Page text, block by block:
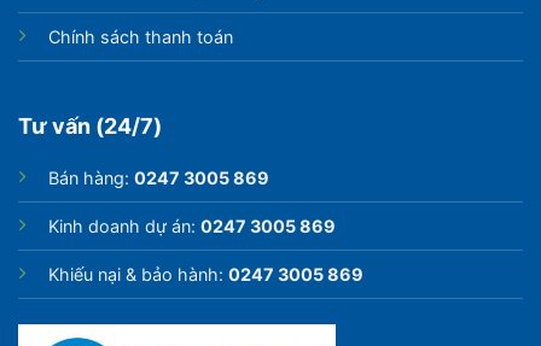
Chính sách thanh toán
Tư vấn (24/7)
Bán hàng: 0247 3005 869
Kinh doanh dự án: 0247 3005 869
Khiếu nại & bảo hành: 0247 3005 869